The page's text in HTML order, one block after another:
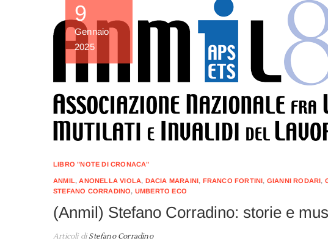
9
Gennaio
2025
LIBRO "NOTE DI CRONACA"
ANMIL,ANONELLA VIOLA, DACIA MARAINI, FRANCO FORTINI, GIANNI RODARI,
STEFANO CORRADINO, UMBERTO ECO
(Anmil) Stefano Corradino: storie e
Articoli diStefano Corradino